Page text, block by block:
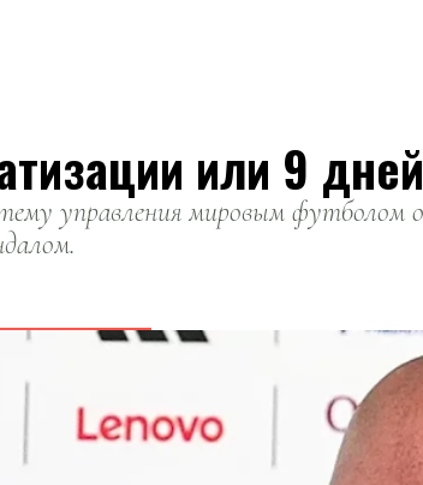
или 9
управления мировым футболом